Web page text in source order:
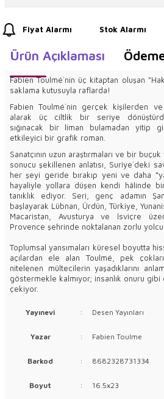
Fiyat Alarmı Stok Alarmı
Ürün Açıklaması
Fabien Toulmé`nin üç kitaptan oluşan
saklama kutusuyla raflarda!
Fabien Toulmé`nin gerçek kişilerden
alarak üç ciltlik bir seriye
sığınacak bir liman bulamadan yitip
etkileyici bir grafik roman.
Sanatçının uzun araştırmaları ve bir
sonucu şekillenen anlatısı, Suriye`deki
her şeyi geride bırakıp yeni ve daha
hayaliyle yollara düşen kendi hâlinde bir
tanıklık ediyor. Seri, genç adamın
başlayarak Lübnan, Ürdün, Türkiye,
Macaristan, Avusturya ve İsviçre
Provence şehrinde noktalanan zorlu
Toplumsal yansımaları küresel boyutta
açılardan ele alan Toulmé, pek
nitelenen mültecilerin yaşadıklarını
göstermekle kalmıyor; insanlık onuru
çekiyor.
Yayınevi : Desen Yayınları
Yazar : Fabien Toulme
Barkod : 8682328731334
Boyut : 16.5x23